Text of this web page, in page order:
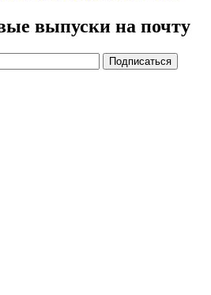
выпуски на почту